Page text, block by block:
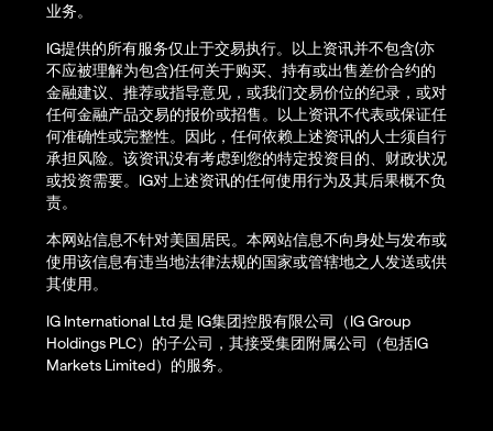
业务。
IG提供的所有服务仅止于交易执行。以上资讯并不包含(亦
不应被理解为包含)任何关于购买、持有或出售差价合约的
金融建议、推荐或指导意见，或我们交易价位的纪录，或对
任何金融产品交易的报价或招售。以上资讯不代表或保证任
何准确性或完整性。因此，任何依赖上述资讯的人士须自行
承担风险。该资讯没有考虑到您的特定投资目的、财政状况
或投资需要。IG对上述资讯的任何使用行为及其后果概不负
责。
本网站信息不针对美国居民。本网站信息不向身处与发布或
使用该信息有违当地法律法规的国家或管辖地之人发送或供
其使用。
IG International Ltd 是 IG集团控股有限公司（IG Group
Holdings PLC）的子公司，其接受集团附属公司（包括IG
Markets Limited）的服务。